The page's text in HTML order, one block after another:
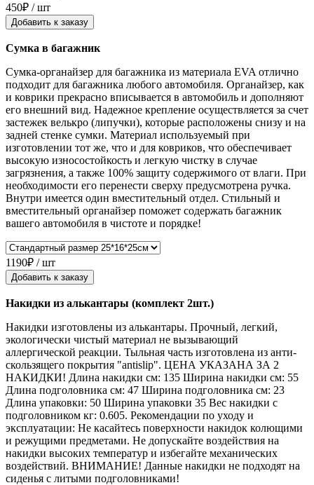
450₽ / шт
Добавить к заказу
Сумка в багажник
Сумка-органайзер для багажника из материала EVA отлично
подходит для багажника любого автомобиля. Органайзер, как
и коврики прекрасно вписывается в автомобиль и дополняют
его внешний вид. Надежное крепление осуществляется за счет
застежек велькро (липучки), которые расположены снизу и на
задней стенке сумки. Материал используемый при
изготовлении тот же, что и для ковриков, что обеспечивает
высокую износостойкость и легкую чистку в случае
загрязнения, а также 100% защиту содержимого от влаги. При
необходимости его перенести сверху предусмотрена ручка.
Внутри имеется один вместительный отдел. Стильный и
вместительный органайзер поможет содержать багажник
вашего автомобиля в чистоте и порядке!
1190₽ / шт
Добавить к заказу
Накидки из алькантары (комплект 2шт.)
Накидки изготовлены из алькантары. Прочный, легкий,
экологически чистый материал не вызывающий
аллергической реакции. Тыльная часть изготовлена из анти-
скользящего покрытия "antislip". ЦЕНА УКАЗАНА ЗА 2
НАКИДКИ! Длина накидки см: 135 Ширина накидки см: 55
Длина подголовника см: 47 Ширина подголовника см: 23
Длина упаковки: 50 Ширина упаковки 35 Вес накидки с
подголовником кг: 0.605. Рекомендации по уходу и
эксплуатации: Не касайтесь поверхности накидок колющими
и режущими предметами. Не допускайте воздействия на
накидки высоких температур и избегайте механических
воздействий. ВНИМАНИЕ! Данные накидки не подходят на
сиденья с литыми подголовниками!